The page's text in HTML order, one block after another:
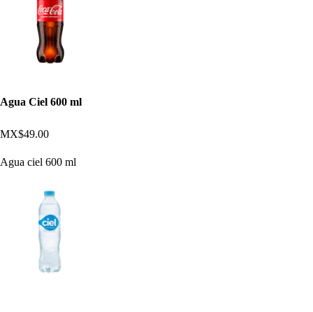
Agua Ciel 600 ml
MX$49.00
Agua ciel 600 ml